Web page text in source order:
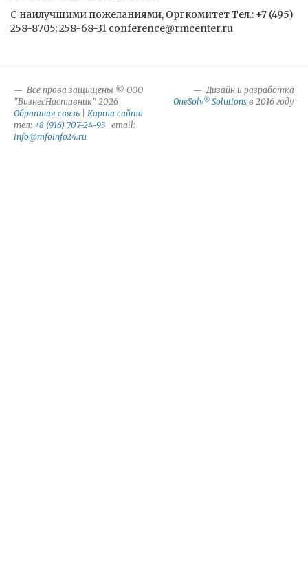
С наилучшими пожеланиями, Оргкомитет Тел.: +7 (495)
258-8705; 258-68-31 conference@rmcenter.ru
Все права защищены © ООО
"БизнесНаставник" 2026
Обратная связь
Карта сайта
тел: +8 (916) 707-24-93 email:
info@mfoinfo24.ru
Дизайн и разработка
OneSolv® Solutions в 2016 году